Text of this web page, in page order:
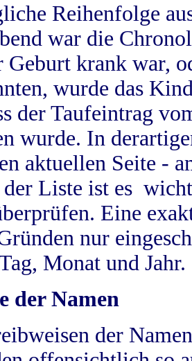
Reihenfolge
war die
Geburt krank war,
wurde das
der Taufeintrag
wurde. In
aktuellen Seite -
Liste ist es
Eine
nur
Monat und Jahr.
der Namen
der